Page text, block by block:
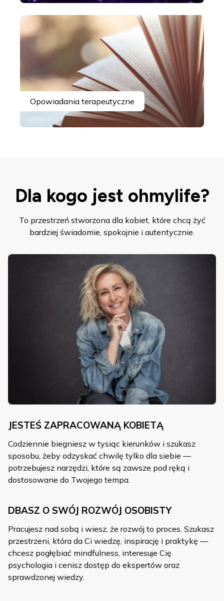
Opowiadania terapeutyczne
Dla kogo jest ohmylife?
To przestrzeń stworzona dla kobiet, które chcą żyć
bardziej świadomie, spokojnie i autentycznie.
JESTEŚ ZAPRACOWANĄ KOBIETĄ
Codziennie biegniesz w tysiąc kierunków i szukasz
sposobu, żeby odzyskać chwilę tylko dla siebie —
potrzebujesz narzędzi, które są zawsze pod ręką i
dostosowane do Twojego tempa.
DBASZ O SWÓJ ROZWÓJ OSOBISTY
Pracujesz nad sobą i wiesz, że rozwój to proces. Szukasz
przestrzeni, która da Ci wiedzę, inspirację i praktykę —
chcesz pogłębiać mindfulness, interesuje Cię
psychologia i cenisz dostęp do ekspertów oraz
sprawdzonej wiedzy.